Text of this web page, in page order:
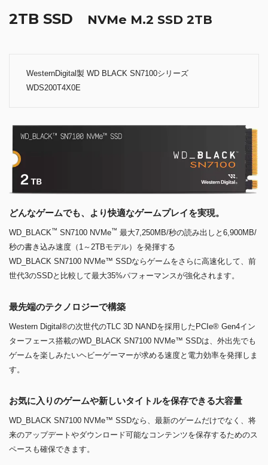
2TB SSD NVMe M.2 SSD 2TB
WesternDigital製 WD BLACK SN7100シリーズ
WDS200T4X0E
どんなゲームでも、より快適なゲームプレイを実現。
WD_BLACK™ SN7100 NVMe™ 最大7,250MB/秒の読み出しと6,900MB/
秒の書き込み速度（1～2TBモデル）を発揮する
WD_BLACK SN7100 NVMe™ SSDならゲームをさらに高速化して、前
世代3のSSDと比較して最大35%パフォーマンスが強化されます。
最先端のテクノロジーで構築
Western Digital®の次世代のTLC 3D NANDを採用したPCIe® Gen4イン
ターフェース搭載のWD_BLACK SN7100 NVMe™ SSDは、外出先でも
ゲームを楽しみたいヘビーゲーマーが求める速度と電力効率を発揮しま
す。
お気に入りのゲームや新しいタイトルを保存できる大容量
WD_BLACK SN7100 NVMe™ SSDなら、最新のゲームだけでなく、将
来のアップデートやダウンロード可能なコンテンツを保存するためのス
ペースも確保できます。